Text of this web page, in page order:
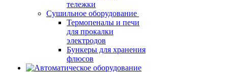
тележки
Сушильное оборудование
Термопеналы и печи
для прокалки
электродов
Бункеры для хранения
флюсов